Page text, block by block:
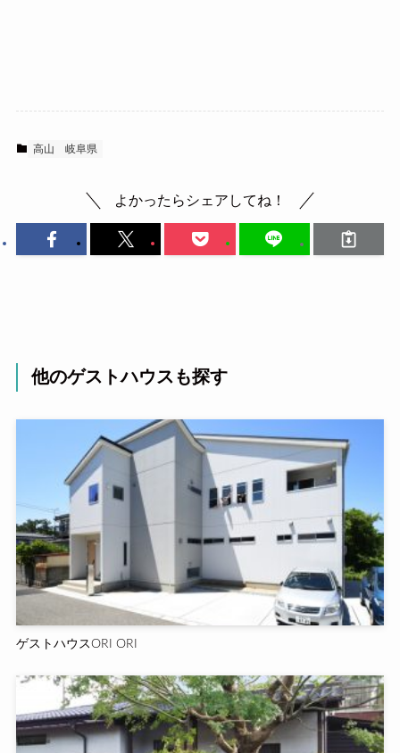
高山 岐阜県
よかったらシェアしてね！
他のゲストハウスも探す
ゲストハウスORI ORI